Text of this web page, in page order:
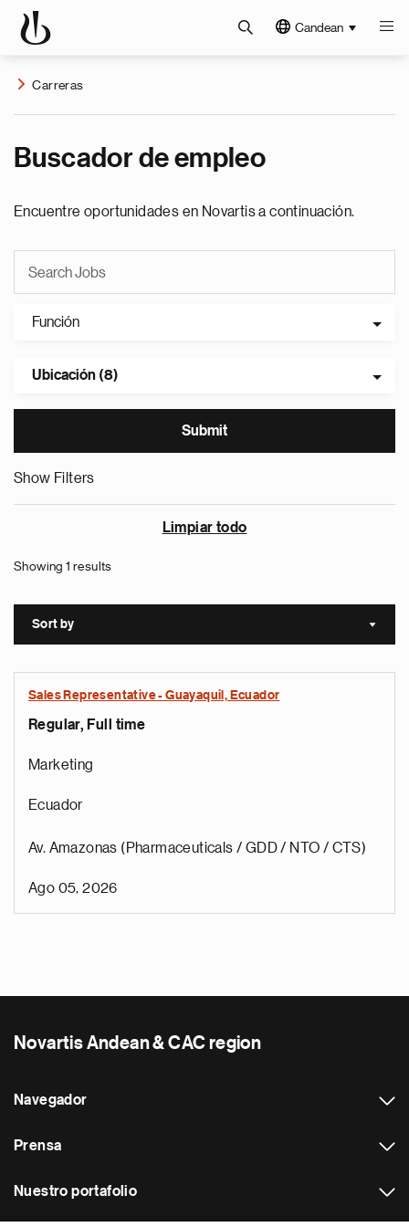
Candean
Carreras
Buscador de empleo
Encuentre oportunidades en Novartis a continuación.
Función
Ubicación (8)
Show Filters
Limpiar todo
Showing 1 results
Sort by Sort
Sales Representative - Guayaquil, Ecuador
Regular, Full time
Marketing
Ecuador
Av. Amazonas (Pharmaceuticals / GDD / NTO / CTS)
Ago 05, 2026
Novartis Andean & CAC region
Navegador
Prensa
Nuestro portafolio